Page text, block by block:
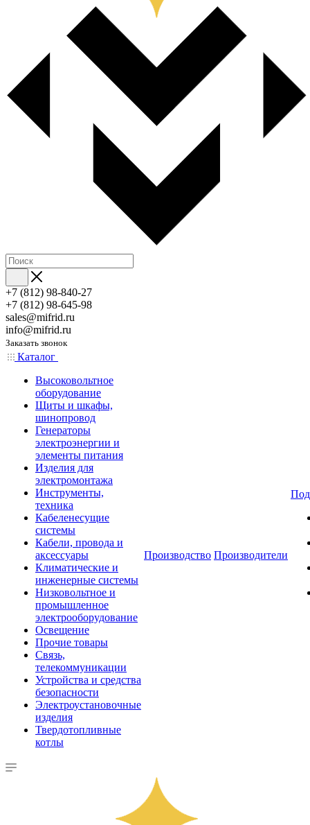
+7 (812) 98-840-27
+7 (812) 98-645-98
sales@mifrid.ru
info@mifrid.ru
Заказать звонок
Каталог
Высоковольтное
оборудование
Щиты и шкафы,
шинопровод
Генераторы
электроэнергии и
элементы питания
Изделия для
электромонтажа
Инструменты,
техника
Кабеленесущие
системы
Кабели, провода и
аксессуары
Климатические и
инженерные системы
Низковольтное и
промышленное
электрооборудование
Освещение
Прочие товары
Связь,
телекоммуникации
Устройства и средства
безопасности
Электроустановочные
изделия
Твердотопливные
котлы
Производство Производители